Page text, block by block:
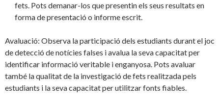
fets. Pots demanar-los que presentin els seus resultats en
forma de presentació o informe escrit.
Avaluació: Observa la participació dels estudiants durant el joc
de detecció de notícies falses i avalua la seva capacitat per
identificar informació veritable i enganyosa. Pots avaluar
també la qualitat de la investigació de fets realitzada pels
estudiants i la seva capacitat per utilitzar fonts fiables.